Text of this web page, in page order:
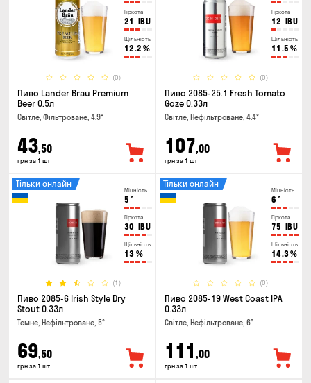
Гіркота
21 IBU
Щільність
12.2 %
(0)
Пиво Lander Brau Premium
Beer 0.5л
Світле, Фільтроване, 4.9°
43,50
грн за 1 шт
Гіркота
12 IBU
Щільність
11.5 %
(0)
Пиво 2085-25.1 Fresh Tomato
Goze 0.33л
Світле, Нефільтроване, 4.4°
107,00
грн за 1 шт
Міцність
5 °
Гіркота
30 IBU
Щільність
13 %
(1)
Тільки онлайн
Пиво 2085-6 Irish Style Dry
Stout 0.33л
Темне, Нефільтроване, 5°
69,50
грн за 1 шт
Міцність
6 °
Гіркота
75 IBU
Щільність
14.3%
(0)
Тільки онлайн
Пиво 2085-19 West Coast IPA
0.33л
Світле, Нефільтроване, 6°
111 ,00
грн за 1 шт